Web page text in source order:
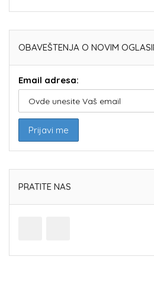
OBAVEŠTENJA O NOVIM
Email adresa:
PRATITE NAS